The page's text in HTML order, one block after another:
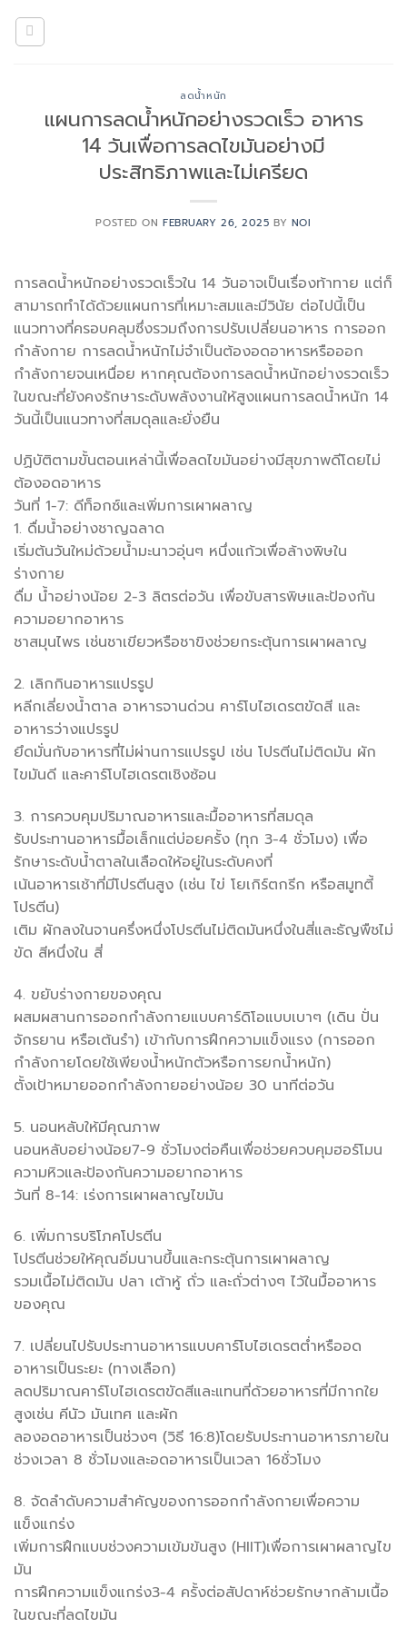
ลดน้ำหนัก
แผนการลดน้ำหนักอย่างรวดเร็ว อาหาร
14 วันเพื่อการลดไขมันอย่างมี
ประสิทธิภาพและไม่เครียด
POSTED ONFEBRUARY 26, 2025 BY NOI
การลดน้ำหนักอย่างรวดเร็วใน 14 วันอาจเป็นเรื่องท้าทาย แต่ก็
สามารถทำได้ด้วยแผนการที่เหมาะสมและมีวินัย ต่อไปนี้เป็น
แนวทางที่ครอบคลุมซึ่งรวมถึงการปรับเปลี่ยนอาหาร การออก
กำลังกาย การลดน้ำหนักไม่จำเป็นต้องอดอาหารหรือออก
กำลังกายจนเหนื่อย หากคุณต้องการลดน้ำหนักอย่างรวดเร็ว
ในขณะที่ยังคงรักษาระดับพลังงานให้สูงแผนการลดน้ำหนัก 14
วันนี้เป็นแนวทางที่สมดุลและยั่งยืน
ปฏิบัติตามขั้นตอนเหล่านี้เพื่อลดไขมันอย่างมีสุขภาพดีโดยไม่
ต้องอดอาหาร
วันที่ 1-7: ดีท็อกซ์และเพิ่มการเผาผลาญ
1. ดื่มน้ำอย่างชาญฉลาด
เริ่มต้นวันใหม่ด้วยน้ำมะนาวอุ่นๆ หนึ่งแก้วเพื่อล้างพิษใน
ร่างกาย
ดื่ม น้ำอย่างน้อย 2-3 ลิตรต่อวัน เพื่อขับสารพิษและป้องกัน
ความอยากอาหาร
ชาสมุนไพร เช่นชาเขียวหรือชาขิงช่วยกระตุ้นการเผาผลาญ
2. เลิกกินอาหารแปรรูป
หลีกเลี่ยงน้ำตาล อาหารจานด่วน คาร์โบไฮเดรตขัดสี และ
อาหารว่างแปรรูป
ยึดมั่นกับอาหารที่ไม่ผ่านการแปรรูป เช่น โปรตีนไม่ติดมัน ผัก
ไขมันดี และคาร์โบไฮเดรตเชิงซ้อน
3. การควบคุมปริมาณอาหารและมื้ออาหารที่สมดุล
รับประทานอาหารมื้อเล็กแต่บ่อยครั้ง (ทุก 3-4 ชั่วโมง) เพื่อ
รักษาระดับน้ำตาลในเลือดให้อยู่ในระดับคงที่
เน้นอาหารเช้าที่มีโปรตีนสูง (เช่น ไข่ โยเกิร์ตกรีก หรือสมูทตี้
โปรตีน)
เติม ผักลงในจานครึ่งหนึ่งโปรตีนไม่ติดมันหนึ่งในสี่และธัญพืชไม่
ขัด สีหนึ่งใน สี่
4. ขยับร่างกายของคุณ
ผสมผสานการออกกำลังกายแบบคาร์ดิโอแบบเบาๆ (เดิน ปั่น
จักรยาน หรือเต้นรำ) เข้ากับการฝึกความแข็งแรง (การออก
กำลังกายโดยใช้เพียงน้ำหนักตัวหรือการยกน้ำหนัก)
ตั้งเป้าหมายออกกำลังกายอย่างน้อย 30 นาทีต่อวัน
5. นอนหลับให้มีคุณภาพ
นอนหลับอย่างน้อย7-9 ชั่วโมงต่อคืนเพื่อช่วยควบคุมฮอร์โมน
ความหิวและป้องกันความอยากอาหาร
วันที่ 8-14: เร่งการเผาผลาญไขมัน
6. เพิ่มการบริโภคโปรตีน
โปรตีนช่วยให้คุณอิ่มนานขึ้นและกระตุ้นการเผาผลาญ
รวมเนื้อไม่ติดมัน ปลา เต้าหู้ ถั่ว และถั่วต่างๆ ไว้ในมื้ออาหาร
ของคุณ
7. เปลี่ยนไปรับประทานอาหารแบบคาร์โบไฮเดรตต่ำหรืออด
อาหารเป็นระยะ (ทางเลือก)
ลดปริมาณคาร์โบไฮเดรตขัดสีและแทนที่ด้วยอาหารที่มีกากใย
สูงเช่น คีนัว มันเทศ และผัก
ลองอดอาหารเป็นช่วงๆ (วิธี 16:8)โดยรับประทานอาหารภายใน
ช่วงเวลา 8 ชั่วโมงและอดอาหารเป็นเวลา 16ชั่วโมง
8. จัดลำดับความสำคัญของการออกกำลังกายเพื่อความ
แข็งแกร่ง
เพิ่มการฝึกแบบช่วงความเข้มข้นสูง (HIIT)เพื่อการเผาผลาญไข
มัน
การฝึกความแข็งแกร่ง3-4 ครั้งต่อสัปดาห์ช่วยรักษากล้ามเนื้อ
ในขณะที่ลดไขมัน